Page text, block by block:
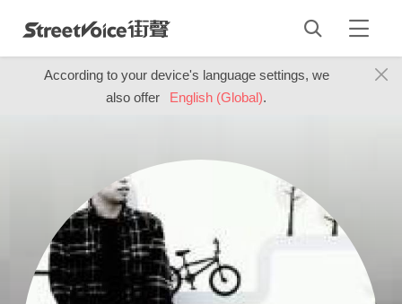
According to your device's language settings, we
also offer
English (Global).